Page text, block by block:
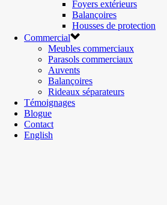
Foyers extérieurs
Balançoires
Housses de protection
Commercial
Meubles commerciaux
Parasols commerciaux
Auvents
Balançoires
Rideaux séparateurs
Témoignages
Blogue
Contact
English